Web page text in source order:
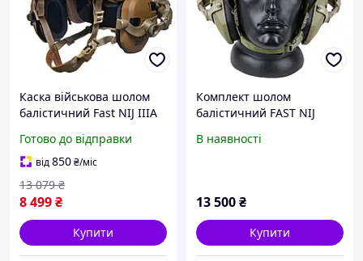
Каска військова шолом
балістичний Fast NIJ IIIA
навушниками Комплект
шолом Fast
Готово до відправки
від850₴/міс
8 499₴
13 079 ₴
Купити
Комплект шолом
балістичний FAST NIJ
навушники Walker's Razor
В наявності
13 500₴
Купити